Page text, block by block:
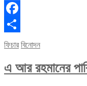
Facebook
Share
ফিচার বিনোদন
এ আর রহমানের